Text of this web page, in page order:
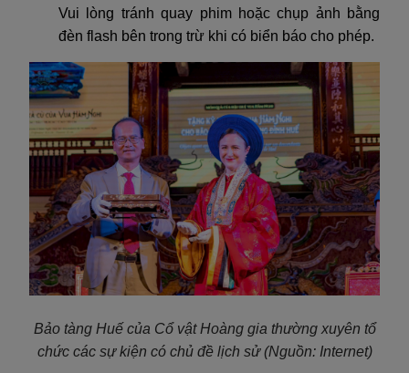
Vui lòng tránh quay phim hoặc chụp ảnh bằng
đèn flash bên trong trừ khi có biển báo cho phép.
Bảo tàng Huế của Cổ vật Hoàng gia thường xuyên tổ
chức các sự kiện có chủ đề lịch sử(Nguồn: Internet)